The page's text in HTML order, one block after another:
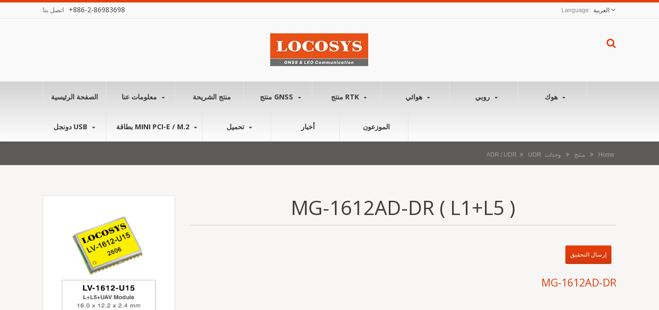
+886-2-86983698 العربية
الصفحة الرئيسية منتج الشريحة منتج GNSS منتج RTK هوائي روبي هوك
دونجل USB بطاقة MINI PCI-E / M.2 تحميل أخبار الموزعون
Home منتج وحدات ADR / UDR UDR
MG-1612AD-DR ( L1+L5 )
إرسال التحقيق
MG-1612AD-DR